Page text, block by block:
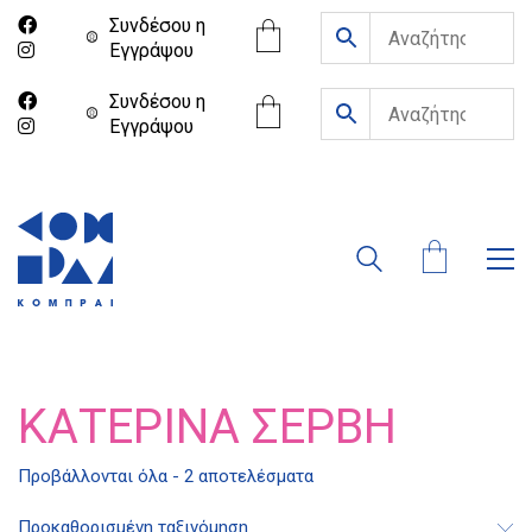
Συνδέσου η
Eγγράψου
Συνδέσου η
Eγγράψου
ΚΑΤΕΡΊΝΑ ΣΈΡΒΗ
Προβάλλονται όλα - 2 αποτελέσματα
Προκαθορισμένη ταξινόμηση